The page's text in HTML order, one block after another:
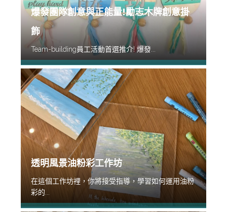
爆發團隊創意與正能量!勵志木牌創意掛
飾
Team-building員工活動首選推介! 爆發...
透明風景油粉彩工作坊
在這個工作坊裡，你將接受指導，學習如何運用油粉
彩的...